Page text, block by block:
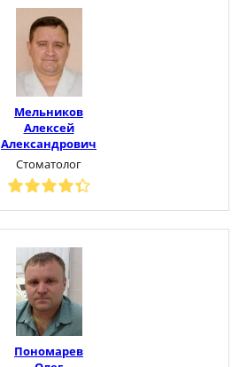
Мельников
Алексей
Александрович
Стоматолог
Пономарев